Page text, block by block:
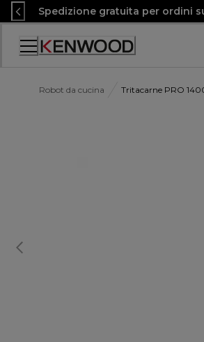
Skip
to
Content
Spedizione gratuita per ordini
Accessibility
Robot da cucina Tritacarne PRO